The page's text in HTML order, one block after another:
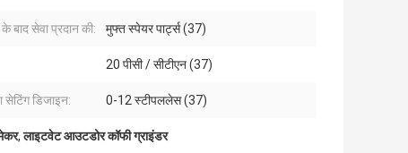
के बाद सेवा प्रदान की: मुफ्त स्पेयर पार्ट्स (37)
20 पीसी / सीटीएन (37)
सेटिंग डिजाइन: 0-12 स्टीपललेस (37)
,लाइटवेट आउटडोर कॉफी ग्राइंडर